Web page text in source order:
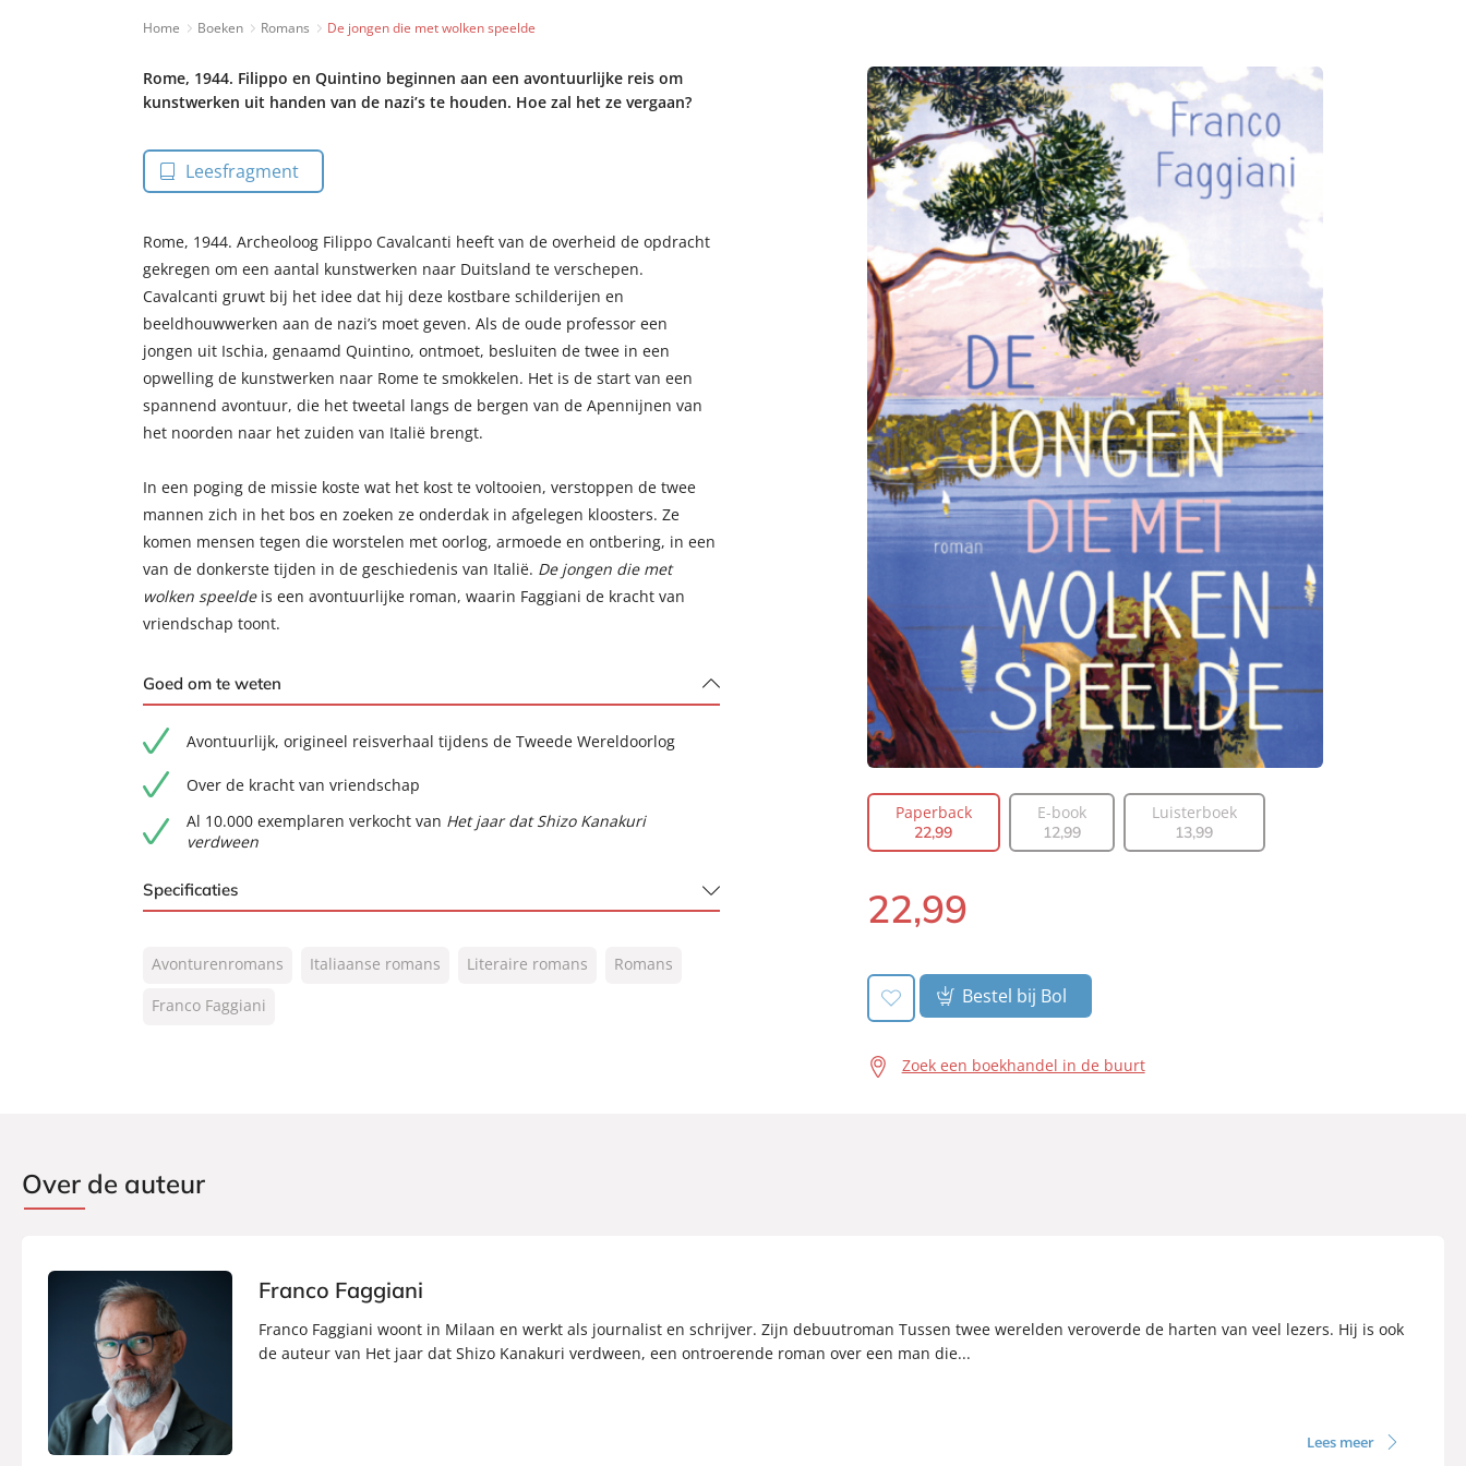
Home Boeken Romans De jongen die met wolken speelde
Rome, 1944. Filippo en Quintino beginnen aan een avontuurlijke reis om
kunstwerken uit handen van de nazi’s te houden. Hoe zal het ze vergaan?
Leesfragment
Rome, 1944. Archeoloog Filippo Cavalcanti heeft van de overheid de opdracht
gekregen om een aantal kunstwerken naar Duitsland te verschepen.
Cavalcanti gruwt bij het idee dat hij deze kostbare schilderijen en
beeldhouwwerken aan de nazi’s moet geven. Als de oude professor een
jongen uit Ischia, genaamd Quintino, ontmoet, besluiten de twee in een
opwelling de kunstwerken naar Rome te smokkelen. Het is de start van een
spannend avontuur, die het tweetal langs de bergen van de Apennijnen van
het noorden naar het zuiden van Italië brengt.
In een poging de missie koste wat het kost te voltooien, verstoppen de twee
mannen zich in het bos en zoeken ze onderdak in afgelegen kloosters. Ze
komen mensen tegen die worstelen met oorlog, armoede en ontbering, in een
van de donkerste tijden in de geschiedenis van Italië. De jongen die met
wolken speeldeis een avontuurlijke roman, waarin Faggiani de kracht van
vriendschap toont.
Goed om te weten
Avontuurlijk, origineel reisverhaal tijdens de Tweede Wereldoorlog
Over de kracht van vriendschap
Al 10.000 exemplaren verkocht van Het jaar dat Shizo Kanakuri
verdween
Specificaties
NUR:
302
Type:
Verschijningsdatum:
Avonturenromans Italiaanse romans Literaire romans
Romans
Franco Faggiani
Paperback
22,99
E-book
12,99
Luisterboek
13,99
Paperback:
22,99
Bestel bij Bol
Zoek een boekhandel in de buurt
Over de auteur
Franco Faggiani
Franco Faggiani woont in Milaan en werkt als journalist en schrijver. Zijn debuutroman Tussen twee werelden veroverde de harten van veel lezers. Hij is ook
de auteur van Het jaar dat Shizo Kanakuri verdween, een ontroerende roman over een man die...
Lees meer